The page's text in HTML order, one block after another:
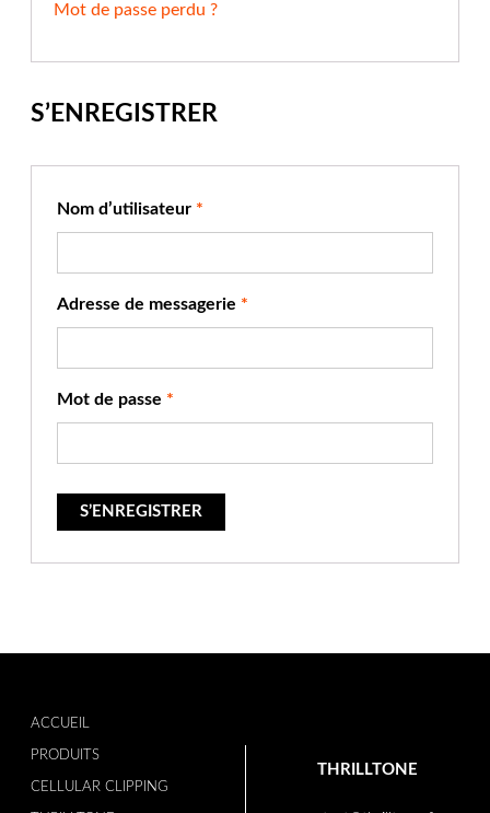
Mot de passe perdu ?
S’ENREGISTRER
Nom d’utilisateur *
Adresse de messagerie *
Mot de passe *
ACCUEIL
PRODUITS
CELLULAR CLIPPING
THRILLTONE